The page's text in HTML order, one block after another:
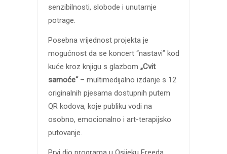
senzibilnosti, slobode i unutarnje
potrage.
Posebna vrijednost projekta je
mogućnost da se koncert “nastavi” kod
kuće kroz knjigu s glazbom „Cvit
samoće“– multimedijalno izdanje s 12
originalnih pjesama dostupnih putem
QR kodova, koje publiku vodi na
osobno, emocionalno i art-terapijsko
putovanje.